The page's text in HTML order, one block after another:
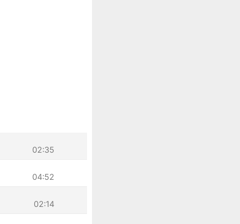
02:35
04:52
02:14